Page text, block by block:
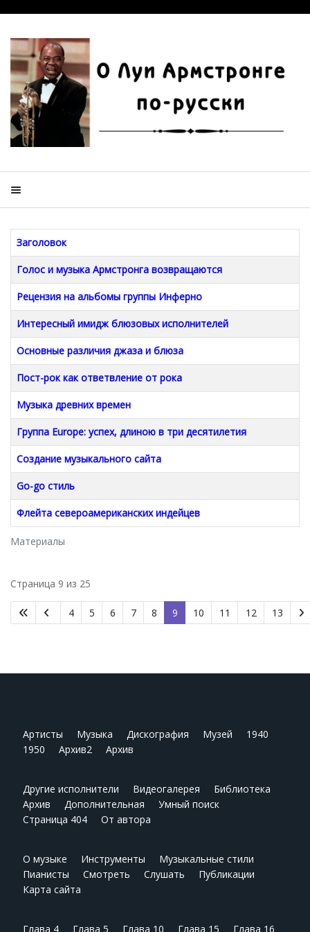
Материалы
Заголовок
Голос и музыка Армстронга возвращаются
Рецензия на альбомы группы Инферно
Интересный имидж блюзовых исполнителей
Основные различия джаза и блюза
Пост-рок как ответвление от рока
Музыка древних времен
Группа Europe: успех, длиною в три десятилетия
Создание музыкального сайта
Go-go стиль
Флейта североамериканских индейцев
Страница 9 из 25
4 5 6 7 8 9 10 11 12 13
Артисты Музыка Дискография Музей
1940
1950
Архив2 Архив
Другие исполнители Видеогалерея
Библиотека
Архив
Дополнительная
Умный поиск
Страница 404
От автора
О музыке Инструменты
Музыкальные стили
Пианисты
Смотреть Слушать
Публикации
Карта сайта
Глава 4 Глава 5 Глава 10 Глава 15 Глава 16